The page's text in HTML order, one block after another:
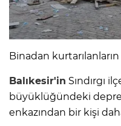
Binadan kurtarılanların
Balıkesir'in Sındırgı
büyüklüğündeki
enkazından bir kişi